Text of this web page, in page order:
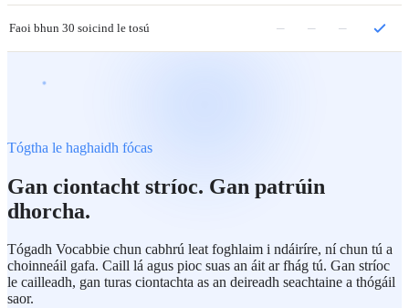
Faoi bhun 30 soicind le tosú – – –
Tógtha le haghaidh fócas
Gan ciontacht stríoc. Gan patrúin
dhorcha.
Tógadh Vocabbie chun cabhrú leat foghlaim i ndáiríre, ní chun tú a
choinneáil gafa. Caill lá agus pioc suas an áit ar fhág tú. Gan stríoc
le cailleadh, gan turas ciontachta as an deireadh seachtaine a thógáil
saor.